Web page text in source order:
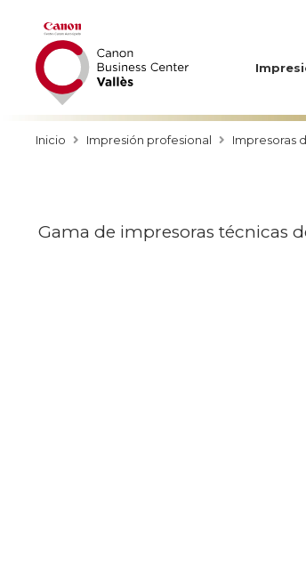
Inicio Impresión profesional Impresoras
Gama de impresoras técnicas